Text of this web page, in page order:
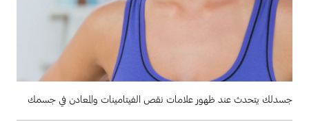
جسدلك يتحدث عند ظهور علامات نقص الفيتامينات والمعادن في جسمك